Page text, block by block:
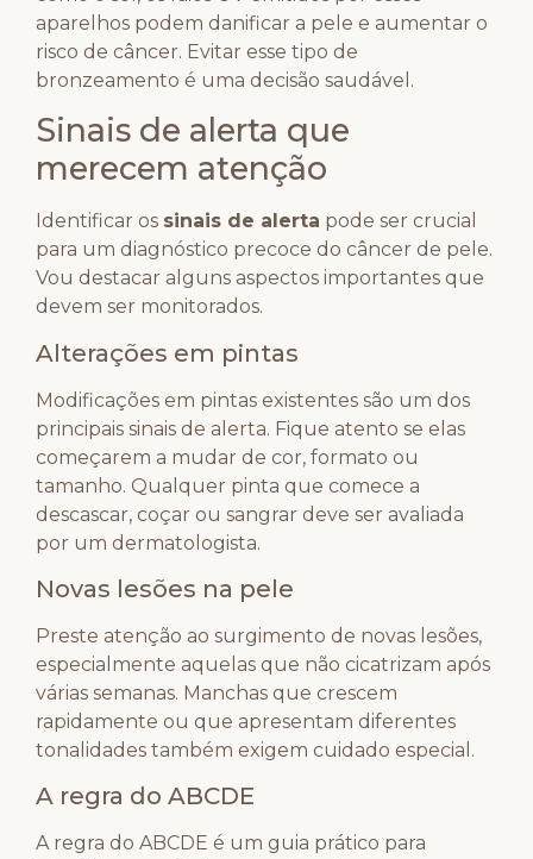
aparelhos podem danificar a pele e aumentar o
risco de câncer. Evitar esse tipo de
bronzeamento é uma decisão saudável.
Sinais de alerta que
merecem atenção
Identificar os sinais de alerta pode ser crucial
para um diagnóstico precoce do câncer de pele.
Vou destacar alguns aspectos importantes que
devem ser monitorados.
Alterações em pintas
Modificações em pintas existentes são um dos
principais sinais de alerta. Fique atento se elas
começarem a mudar de cor, formato ou
tamanho. Qualquer pinta que comece a
descascar, coçar ou sangrar deve ser avaliada
por um dermatologista.
Novas lesões na pele
Preste atenção ao surgimento de novas lesões,
especialmente aquelas que não cicatrizam após
várias semanas. Manchas que crescem
rapidamente ou que apresentam diferentes
tonalidades também exigem cuidado especial.
A regra do ABCDE
A regra do ABCDE é um guia prático para